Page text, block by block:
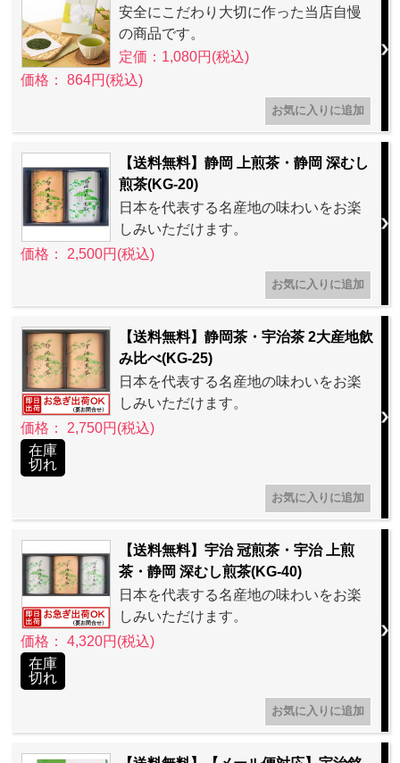
安全にこだわり大切に作った当店自慢
の商品です。
定価：1,080円(税込)
価格： 864円(税込)
【送料無料】静岡 上煎茶・静岡 深むし
煎茶(KG-20)
日本を代表する名産地の味わいをお楽
しみいただけます。
価格： 2,500円(税込)
【送料無料】静岡茶・宇治茶 2大産地飲
み比べ(KG-25)
日本を代表する名産地の味わいをお楽
しみいただけます。
価格： 2,750円(税込)
在庫
切れ
【送料無料】宇治 冠煎茶・宇治 上煎
茶・静岡 深むし煎茶(KG-40)
日本を代表する名産地の味わいをお楽
しみいただけます。
価格： 4,320円(税込)
在庫
切れ